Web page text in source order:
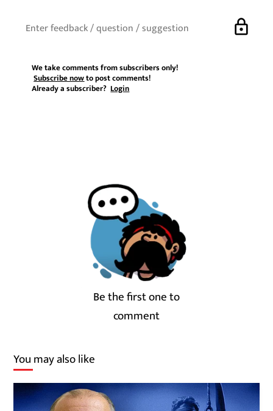
lock
We take comments from subscribers only!
Subscribe nowto post comments!
Already a subscriber?Login
Be the first one to
comment
You may also like